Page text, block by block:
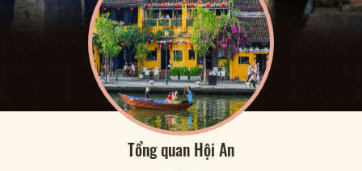
Tổng quan Hội An